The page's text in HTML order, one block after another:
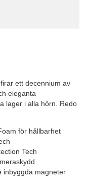
ett decennium av
eleganta
lager i alla hörn. Redo
för hållbarhet
Tech
inbyggda magneter